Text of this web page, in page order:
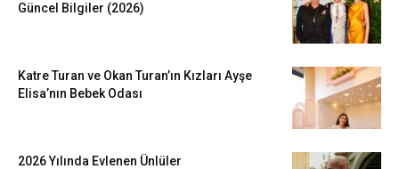
Güncel Bilgiler (2026)
Katre Turan ve Okan Turan’ın Kızları Ayşe
Elisa’nın Bebek Odası
2026 Yılında Evlenen Ünlüler